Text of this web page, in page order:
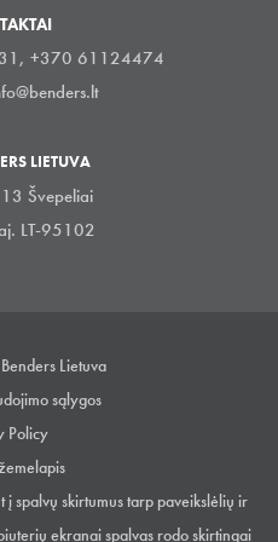
+370 61124474
LIETUVA
Švepeliai
LT-95102
Lietuva
sąlygos
Policy
spalvų skirtumus tarp paveikslėlių ir
ekranai spalvas rodo skirtingai